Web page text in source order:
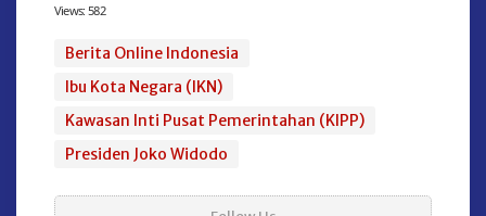
Views: 582
Berita Online Indonesia
Ibu Kota Negara (IKN)
Kawasan Inti Pusat Pemerintahan (KIPP)
Presiden Joko Widodo